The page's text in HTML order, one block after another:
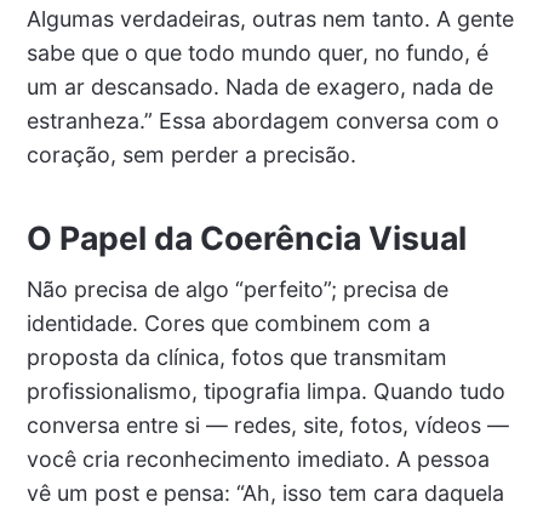
Algumas verdadeiras, outras nem tanto. A gente
sabe que o que todo mundo quer, no fundo, é
um ar descansado. Nada de exagero, nada de
estranheza.” Essa abordagem conversa com o
coração, sem perder a precisão.
O Papel da Coerência Visual
Não precisa de algo “perfeito”; precisa de
identidade. Cores que combinem com a
proposta da clínica, fotos que transmitam
profissionalismo, tipografia limpa. Quando tudo
conversa entre si — redes, site, fotos, vídeos —
você cria reconhecimento imediato. A pessoa
vê um post e pensa: “Ah, isso tem cara daquela